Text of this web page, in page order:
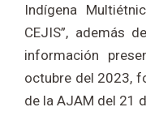
Indígena
CEJIS”, además
información
octubre del 2023,
de la AJAM del 21